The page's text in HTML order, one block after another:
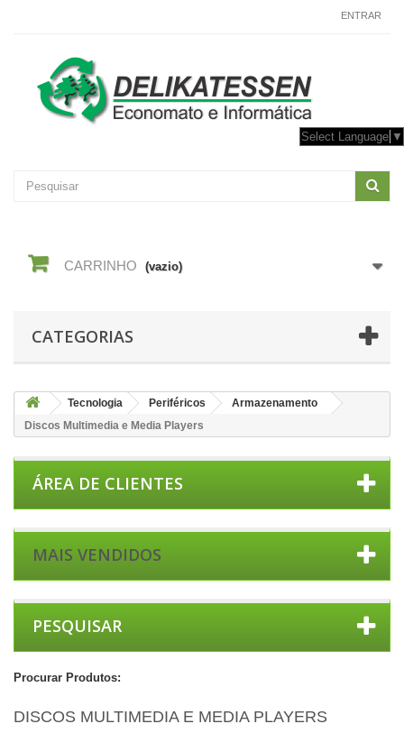
ENTRAR
Select Language ▼
CARRINHO (vazio)
CATEGORIAS
Tecnologia Periféricos
Armazenamento
Discos Multimedia e Media Players
ÁREA DE CLIENTES
MAIS VENDIDOS
PESQUISAR
Procurar Produtos:
DISCOS MULTIMEDIA E MEDIA PLAYERS